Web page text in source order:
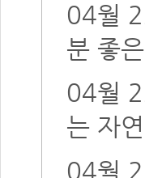
04월
분 좋
04월
는 자
04월